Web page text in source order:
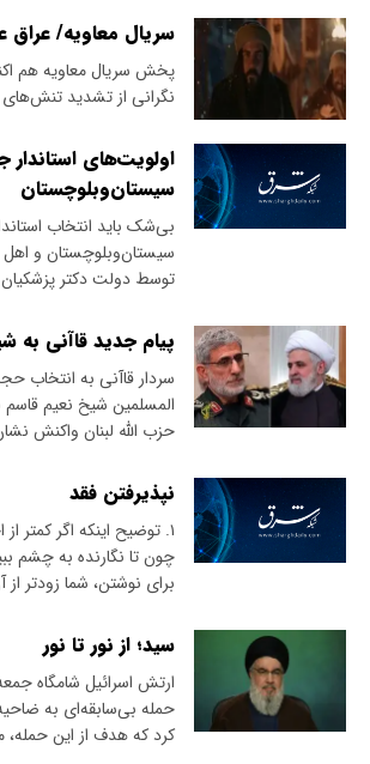
سریال معاویه/ عراق
پخش سریال معاویه هم
نگرانی از تشدید
اولویت‌های استاندار
سیستان‌و‌بلوچستان
بی‌شک باید انتخاب
سیستان‌و‌بلوچستان و
توسط دولت دکتر
پیام جدید قاآنی به
سردار قاآنی به انتخاب
المسلمین شیخ نعیم قاسم
حزب الله لبنان واکنش
نپذیرفتن فقد
۱. توضیح اینکه اگر کمتر
چون تا نگارنده به چشم
برای نوشتن، شما زودتر از
سید؛ از نور تا نور
ارتش اسرائیل شامگاه
حمله بی‌سابقه‌ای به
کرد که هدف از این حمله،